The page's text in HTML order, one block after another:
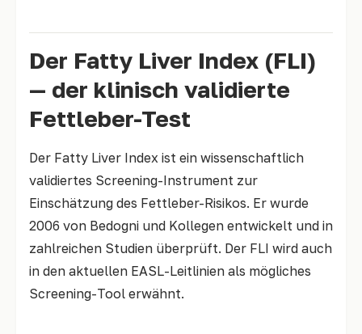
Der Fatty Liver Index (FLI)
— der klinisch validierte
Fettleber-Test
Der Fatty Liver Index ist ein wissenschaftlich
validiertes Screening-Instrument zur
Einschätzung des Fettleber-Risikos. Er wurde
2006 von Bedogni und Kollegen entwickelt und in
zahlreichen Studien überprüft. Der FLI wird auch
in den aktuellen EASL-Leitlinien als mögliches
Screening-Tool erwähnt.